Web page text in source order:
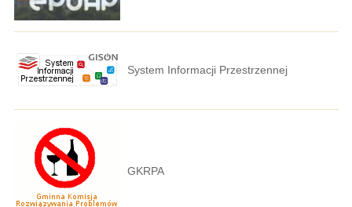
System Informacji Przestrzennej
GKRPA